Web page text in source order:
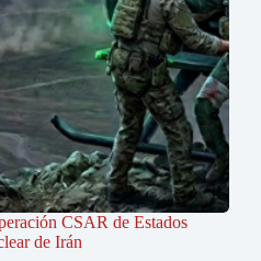
CSAR de Estados
de Irán